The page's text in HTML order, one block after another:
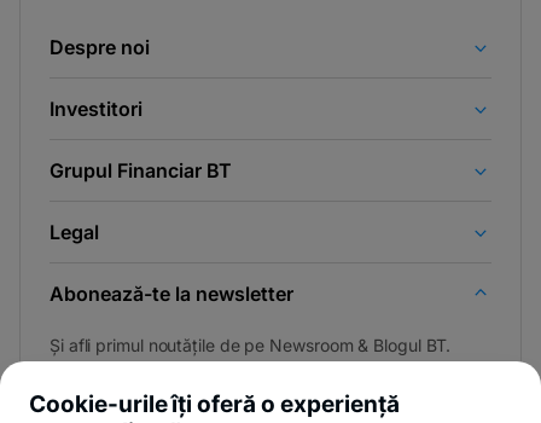
Despre noi
Investitori
Grupul Financiar BT
Legal
Abonează-te la newsletter
Și afli primul noutățile de pe Newsroom & Blogul BT.
Cookie-urile îți oferă o experiență